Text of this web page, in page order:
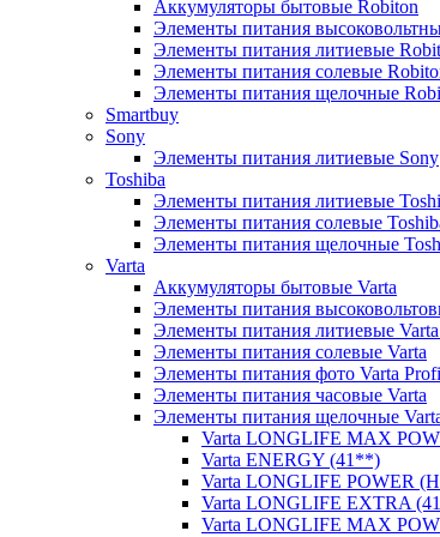
Аккумуляторы бытовые Robiton
Элементы питания
Элементы питания литиевые
Элементы питания солевые
Элементы питания щелочные
Smartbuy
Sony
Элементы питания литиевые Sony
Toshiba
Элементы питания литиевые
Элементы питания солевые
Элементы питания щелочные
Varta
Аккумуляторы бытовые Varta
Элементы питания
Элементы питания литиевые
Элементы питания солевые Varta
Элементы питания фото Varta
Элементы питания часовые Varta
Элементы питания щелочные
Varta LONGLIFE MAX
Varta ENERGY (41**)
Varta LONGLIFE POWER
Varta LONGLIFE EXTRA
Varta LONGLIFE MAX